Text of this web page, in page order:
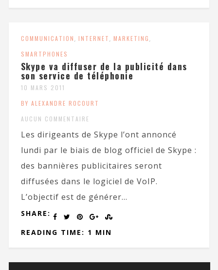
COMMUNICATION, INTERNET, MARKETING,
SMARTPHONES
Skype va diffuser de la publicité dans
son service de téléphonie
10 MARS 2011
BY ALEXANDRE ROCOURT
AUCUN COMMENTAIRE
Les dirigeants de Skype l’ont annoncé
lundi par le biais de blog officiel de Skype :
des bannières publicitaires seront
diffusées dans le logiciel de VoIP.
L’objectif est de générer...
SHARE:
READING TIME: 1 MIN